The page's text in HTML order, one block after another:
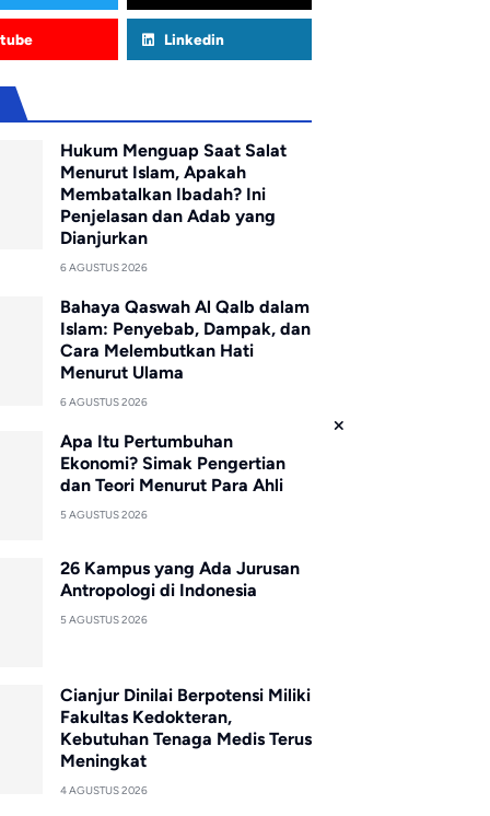
Linkedin
Hukum Menguap Saat Salat
Menurut Islam, Apakah
Membatalkan Ibadah? Ini
Penjelasan dan Adab yang
Dianjurkan
6 AGUSTUS 2026
Bahaya Qaswah Al Qalb dalam
Islam: Penyebab, Dampak, dan
Cara Melembutkan Hati
Menurut Ulama
6 AGUSTUS 2026
Apa Itu Pertumbuhan
Ekonomi? Simak Pengertian
dan Teori Menurut Para Ahli
5 AGUSTUS 2026
26 Kampus yang Ada Jurusan
Antropologi di Indonesia
5 AGUSTUS 2026
Cianjur Dinilai Berpotensi Miliki
Fakultas Kedokteran,
Kebutuhan Tenaga Medis Terus
Meningkat
4 AGUSTUS 2026